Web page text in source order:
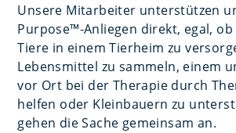
Unsere Mitarbeiter unterstützen
Purpose™-Anliegen direkt, egal,
Tiere in einem Tierheim zu
Lebensmittel zu sammeln, einem
vor Ort bei der Therapie durch
helfen oder Kleinbauern zu
gehen die Sache gemeinsam an.